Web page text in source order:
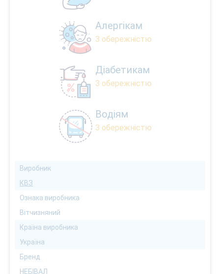
Алергікам
З обережністю
Діабетикам
З обережністю
Водіям
З обережністю
Виробник
КВЗ
Ознака виробника
Вітчизняний
Країна виробника
Україна
Бренд
НЕБІВАЛ